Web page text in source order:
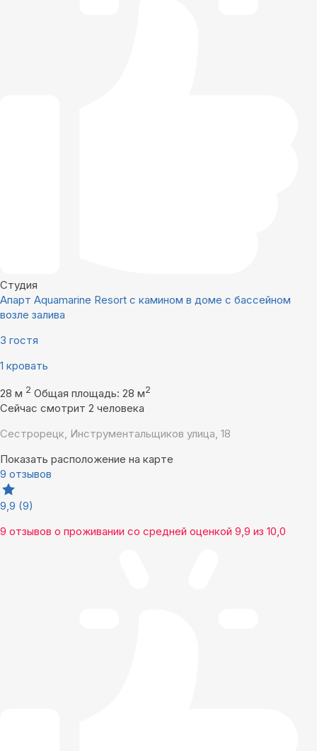
Студия
Апарт Aquamarine Resort с камином в доме с бассейном
возле залива
3 гостя
1 кровать
28 м 2 Общая площадь: 28 м2
Сейчас смотрит 2 человека
Сестрорецк, Инструментальщиков улица, 18
Показать расположение на карте
9 отзывов
9,9 (9)
9 отзывов о проживании со средней оценкой 9,9 из 10,0